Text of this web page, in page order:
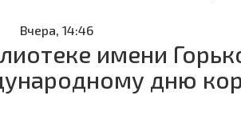
Вчера, 14:46
имени
дню